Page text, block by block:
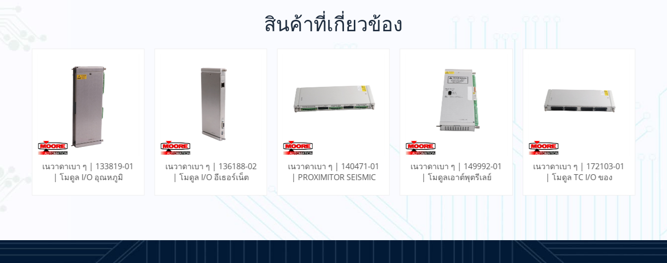
S3960 204-450-000-002-
A1-B21-H5-I0 Signal
Conditioner
อ่านเพิ่มเติม
31000-00-00-15-050-02-02
Proximity Probe Housing
1503VC-BMC5-MC1
IntelliVAC Control Module
H10 Proximity
Measurement System
อ่านเพิ่มเติม
สินค้าที่เกี่ยวข้อง
เนวาดาเบา ๆ | 136188-02
| โมดูล I/O อีเธอร์เน็ต
เนวาดาเบา ๆ | 140471-01
| PROXIMITOR SEISMIC
สุดภายใน
เนวาดาเบา ๆ | 149992-01
| โมดูลเอาต์พุตรีเลย์
เนวาดาเบา ๆ | 172103-01
| โมดูล TC I/O ของ
เนวาดาเบา ๆ | 3500/22M
288055-01 | โมดูล TC I/O